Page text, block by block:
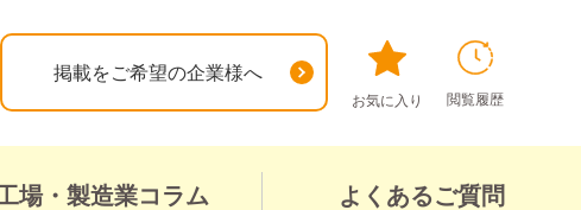
掲載をご希望の企業様へ
お気に入り 閲覧履歴
場・製造業コラム よくあるご質問